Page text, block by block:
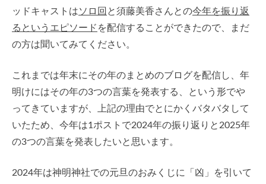
ッドキャストはソロ回 と須藤美香さんとの今年を振り返
るというエピソード を配信することができたので、まだ
の方は聞いてみてください。
これまでは年末にその年のまとめのブログを配信し、年
明けにはその年の3つの言葉を発表する、という形でや
ってきていますが、上記の理由でとにかくバタバタして
いたため、今年は1ポストで2024年の振り返りと2025年
の3つの言葉を発表したいと思います。
2024年は神明神社での元旦のおみくじに「凶」を引いて